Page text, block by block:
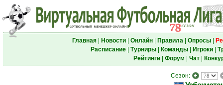
Главная| Новости| Онлайн| Правила| Опросы|
Расписание| Турниры| Команды| Игроки|
Рейтинги| Форум Чат|
Сезон: